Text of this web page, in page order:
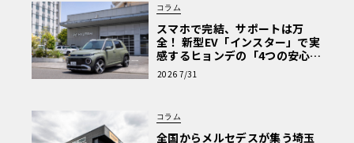
コラム
スマホで完結、サポートは万
全！ 新型EV「インスター」で実
感するヒョンデの「4つの安心」
【第1回・ヒョンデ6つの疑問：
Why? Hyundai?】〈PR〉
2026 7/31
コラム
全国からメルセデスが集う埼玉